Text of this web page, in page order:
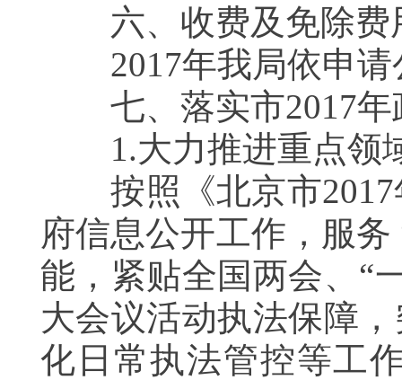
六、收费及免除费
2017年我局依申请
七、落实市2017年
1.大力推进重点领
按照《北京市2017
府信息公开工作，服
能，紧贴全国两会、“
大会议活动执法保障
化日常执法管控等工